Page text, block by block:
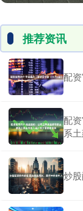
推荐资讯
配
配
系
炒